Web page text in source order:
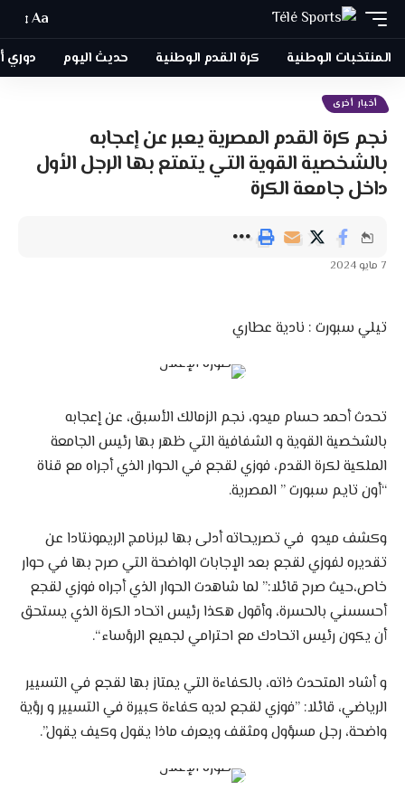
Aa
المنتخبات الوطنية كرة القدم الوطنية حديث اليوم دوري
أخبار أخرى
نجم كرة القدم المصرية يعبر عن إعجابه
بالشخصية القوية التي يتمتع بها الرجل الأول
داخل جامعة الكرة
تيلي سبورت : نادية عطاري
تحدث أحمد حسام ميدو، نجم الزمالك الأسبق، عن إعجابه
بالشخصية القوية و الشفافية التي ظهر بها رئيس الجامعة
الملكية لكرة القدم، فوزي لقجع في الحوار الذي أجراه مع قناة
“أون تايم سبورت ” المصرية.
وكشف ميدو في تصريحاته أدلى بها لبرنامج الريمونتادا عن
تقديره لفوزي لقجع بعد الإجابات الواضحة التي صرح بها في حوار
خاص،حيث صرح قائلا:” لما شاهدت الحوار الذي أجراه فوزي لقجع
أحسسني بالحسرة، وأقول هكذا رئيس اتحاد الكرة الذي يستحق
أن يكون رئيس اتحادك مع احترامي لجميع الرؤساء “.
و أشاد المتحدث ذاته، بالكفاءة التي يمتاز بها لقجع في التسيير
الرياضي، قائلا: ”فوزي لقجع لديه كفاءة كبيرة في التسيير و رؤية
واضحة، رجل مسؤول ومثقف ويعرف ماذا يقول وكيف يقول”.